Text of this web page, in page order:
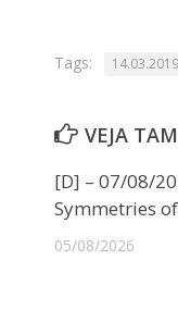
Tags: 14.03.2019
VEJA
[D] – 07/08/
Symmetries
05/08/2026